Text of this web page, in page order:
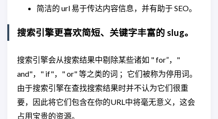
简洁的 url 易于传达内容信息，并有助于 SEO。
搜索引擎更喜欢简短、关键字丰富的 slug。
搜索引擎会从搜索结果中剔除某些诸如 " for”，"
and"，" if"，" or" 等之类的词 ；它们被称为停用词。
由于搜索引擎在查找搜索结果时并不认为它们很重
要，因此将它们包含在你的URL中将毫无意义，这会
占用宝贵的资源。